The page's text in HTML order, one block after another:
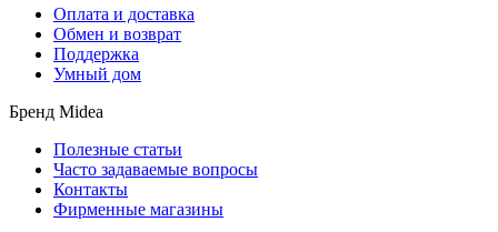
Оплата и доставка
Обмен и возврат
Поддержка
Умный дом
Бренд Midea
Полезные статьи
Часто задаваемые вопросы
Контакты
Фирменные магазины